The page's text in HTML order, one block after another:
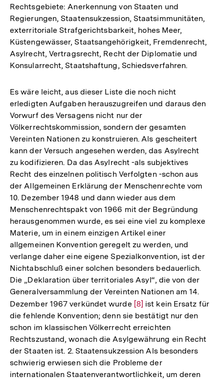
Rechtsgebiete: Anerkennung von Staaten und
Regierungen, Staatensukzession, Staatsimmunitäten,
exterritoriale Strafgerichtsbarkeit, hohes Meer,
Küstengewässer, Staatsangehörigkeit, Fremdenrecht,
Asylrecht, Vertragsrecht, Recht der Diplomatie und
Konsularrecht, Staatshaftung, Schiedsverfahren.
Es wäre leicht, aus dieser Liste die noch nicht
erledigten Aufgaben herauszugreifen und daraus den
Vorwurf des Versagens nicht nur der
Völkerrechtskommission, sondern der gesamten
Vereinten Nationen zu konstruieren. Als gescheitert
kann der Versuch angesehen werden, das Asylrecht
zu kodifizieren. Da das Asylrecht -als subjektives
Recht des einzelnen politisch Verfolgten -schon aus
der Allgemeinen Erklärung der Menschenrechte vom
10. Dezember 1948 und dann wieder aus dem
Menschenrechtspakt von 1966 mit der Begründung
herausgenommen wurde, es sei eine viel zu komplexe
Materie, um in einem einzigen Artikel einer
allgemeinen Konvention geregelt zu werden, und
verlange daher eine eigene Spezialkonvention, ist der
Nichtabschluß einer solchen besonders bedauerlich.
Die „Deklaration über territoriales Asyl“, die von der
Generalversammlung der Vereinten Nationen am 14.
Dezember 1967 verkündet wurde Zur
Auflösung
der
Fußnote
[8] ist kein Ersatz für
die fehlende Konvention; denn sie bestätigt nur den
schon im klassischen Völkerrecht erreichten
Rechtszustand, wonach die Asylgewährung ein Recht
der Staaten ist. 2. Staatensukzession Als besonders
schwierig erwiesen sich die Probleme der
internationalen Staatenverantwortlichkeit, um deren